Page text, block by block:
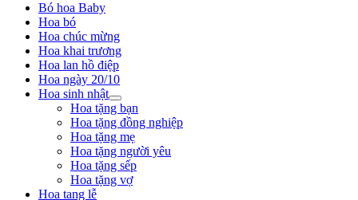
Bó hoa Baby
Hoa bó
Hoa chúc mừng
Hoa khai trương
Hoa lan hồ điệp
Hoa ngày 20/10
Hoa sinh nhật
Hoa tặng bạn
Hoa tặng đồng nghiệp
Hoa tặng mẹ
Hoa tặng người yêu
Hoa tặng sếp
Hoa tặng vợ
Hoa tang lễ